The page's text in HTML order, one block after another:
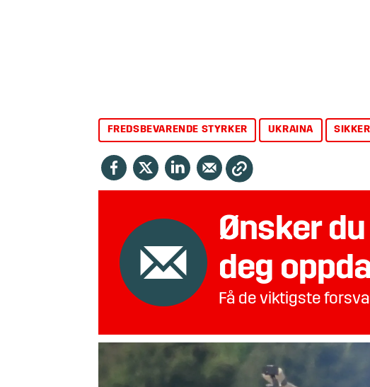
FREDSBEVARENDE STYRKER UKRAINA
Ønsker
deg
Få de viktigste